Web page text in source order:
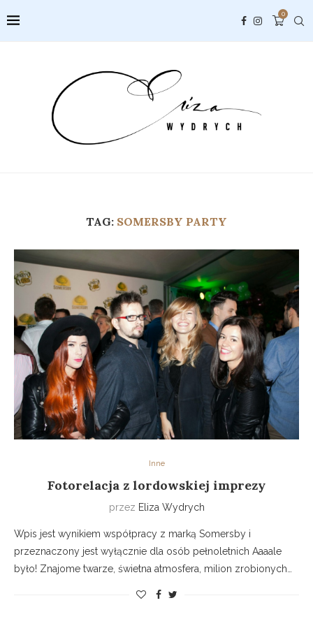
0
TAG: SOMERSBY PARTY
Inne
Fotorelacja z lordowskiej imprezy
przez Eliza Wydrych
Wpis jest wynikiem współpracy z marką Somersby i
przeznaczony jest wyłącznie dla osób pełnoletnich Aaaale
było! Znajome twarze, świetna atmosfera, milion zrobionych…